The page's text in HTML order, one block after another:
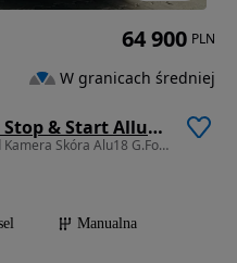
Peugeot 3008 BlueHDi 130 Stop & Start Allure Pack
1499 cm3 • 131 KM • ALLURE Full Led Kamera Skóra Alu18 G.Fotele Virtual E.Klapa Ambiente
Manualna
64 900 PLN
W granicach średniej